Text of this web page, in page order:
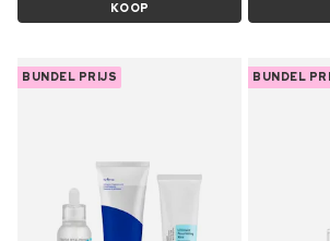
KOOP
BUNDEL PRIJS BUNDEL